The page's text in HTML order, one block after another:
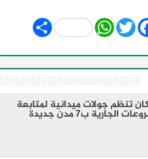
Share
تنظم جولات ميدانية لمتابعة
الجارية ب7 مدن جديدة